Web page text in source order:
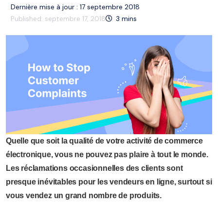
Dernière mise à jour : 17 septembre 2018
Published: septembre 17, 2018 3 mins
Quelle que soit la qualité de votre activité de commerce
électronique, vous ne pouvez pas plaire à tout le monde.
Les réclamations occasionnelles des clients sont
presque inévitables pour les vendeurs en ligne, surtout si
vous vendez un grand nombre de produits.